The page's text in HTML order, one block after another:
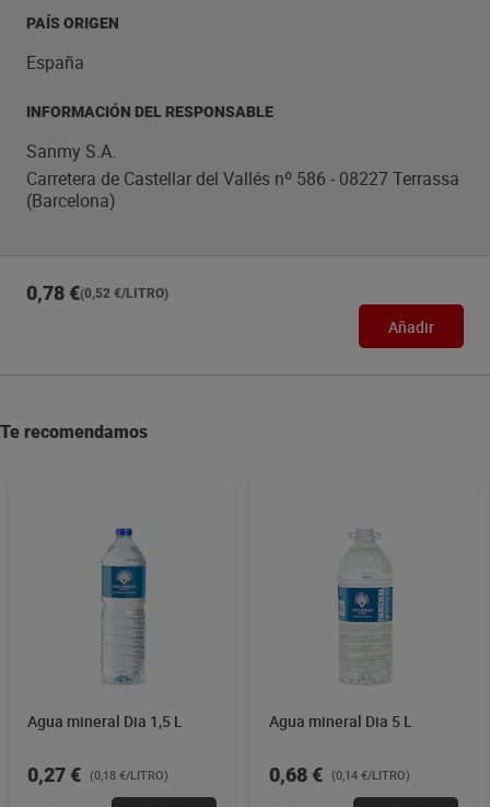
PAÍS ORIGEN
España
INFORMACIÓN DEL RESPONSABLE
Sanmy S.A.
Carretera de Castellar del Vallés nº 586 - 08227 Terrassa
(Barcelona)
0,78 €(0,52 €/LITRO)
Añadir
Te recomendamos
Agua mineral Dia 1,5 L
0,27 € (0,18 €/LITRO)
Agua mineral Dia 5 L
0,68 € (0,14 €/LITRO)